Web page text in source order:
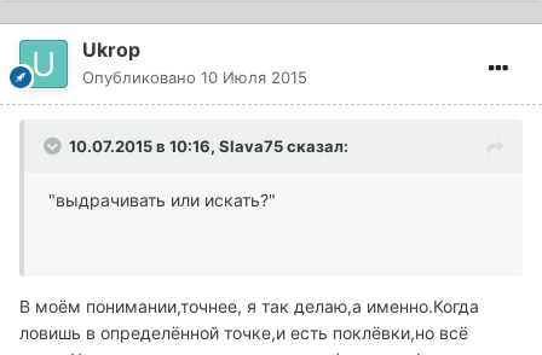
Ukrop
Опубликовано 10 Июля 2015
10.07.2015 в 10:16, Slava75 сказал:
"выдрачивать или искать?"
В моём понимании,точнее, я так делаю,а именно.Когда
ловишь в определённой точке,и есть поклёвки,но всё